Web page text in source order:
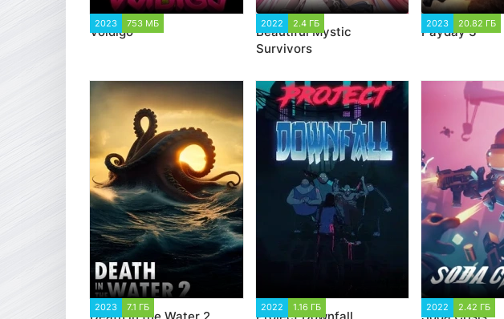
2023 753 МБ
Voidigo
2022 2.4 ГБ
Beautiful Mystic
Survivors
2023 20.82 ГБ
Payday 3
2023 7.1 ГБ
Death in the Water 2
2022 1.16 ГБ
Project Downfall
2022 2.42 ГБ
Soda Crisis